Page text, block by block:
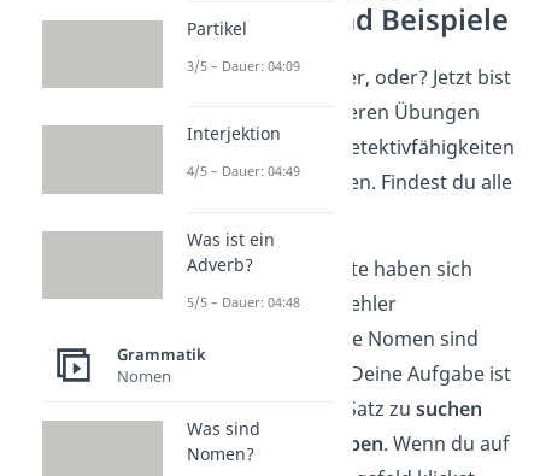
Übungen und Beispiele
Gar nicht so schwer, oder? Jetzt bist
du gefragt. In unseren Übungen
kannst du deine Detektivfähigkeiten
auf die Probe stellen. Findest du alle
In dieser Geschichte haben sich
nämlich ein paar Fehler
eingeschlichen: Alle Nomen sind
kleingeschrieben. Deine Aufgabe ist
es, die Nomen im Satz zu suchen
und großzuschreiben. Wenn du auf
Partikel
3/5 – Dauer: 04:09
Interjektion
4/5 – Dauer: 04:49
Was ist ein
Adverb?
5/5 – Dauer: 04:48
Grammatik
Nomen
Was sind
Nomen?